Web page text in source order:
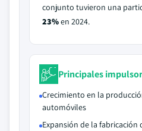
conjunto tuvieron una
23%en 2024.
Principales
Crecimiento en la
automóviles
Expansión de la fabricación